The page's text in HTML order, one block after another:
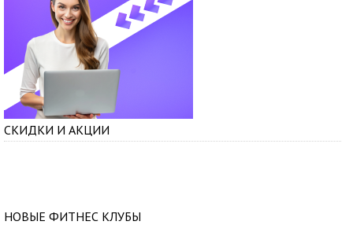
СКИДКИ И АКЦИИ
НОВЫЕ ФИТНЕС КЛУБЫ